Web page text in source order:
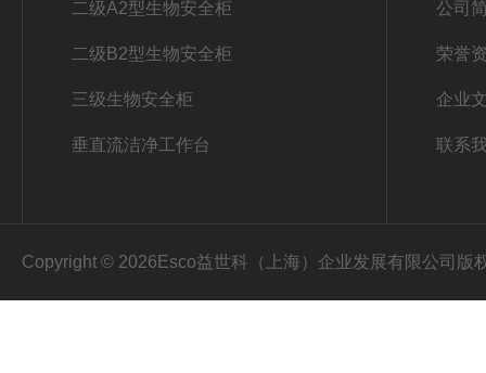
二级A2型生物安全柜
二级B2型生物安全柜
三级生物安全柜
垂直流洁净工作台
公司
荣誉
企业
联系
Copyright © 2026Esco益世科（上海）企业发展有限公司